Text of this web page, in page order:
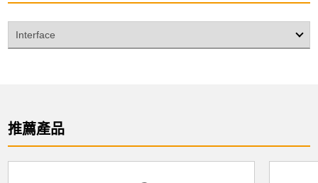
Interface
推薦產品